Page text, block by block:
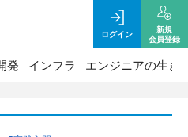
ログイン
新規
会員登録
発 インフラ エンジニアの生き